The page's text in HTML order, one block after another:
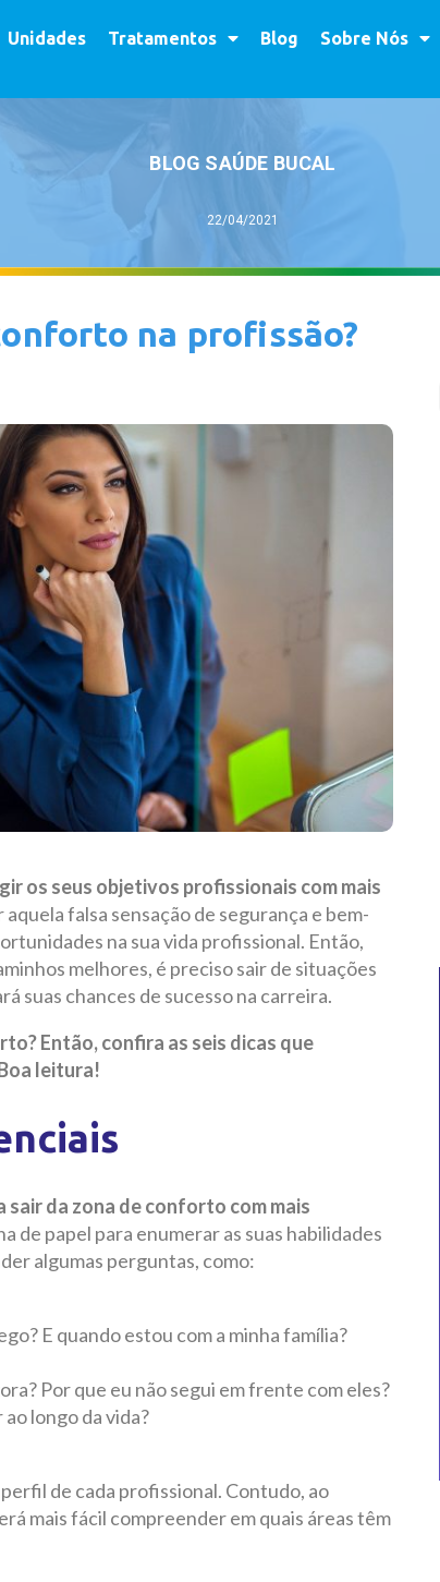
Unidades Tratamentos Blog Sobre Nós
BLOG SAÚDE BUCAL
22/04/2021
na profissão?
os seus objetivos profissionais com mais
falsa sensação de segurança e bem-
na sua vida profissional. Então,
melhores, é preciso sair de situações
suas chances de sucesso na carreira.
Então, confira as seis dicas que
leitura!
sair da zona de conforto com mais
de papel para enumerar as suas habilidades
algumas perguntas, como:
E quando estou com a minha família?
Por que eu não segui em frente com eles?
longo da vida?
de cada profissional. Contudo, ao
mais fácil compreender em quais áreas têm